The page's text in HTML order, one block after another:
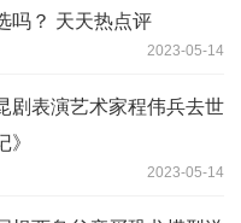
吗？ 天天热点评
2023-05-14
剧表演艺术家程伟兵去世
2023-05-14